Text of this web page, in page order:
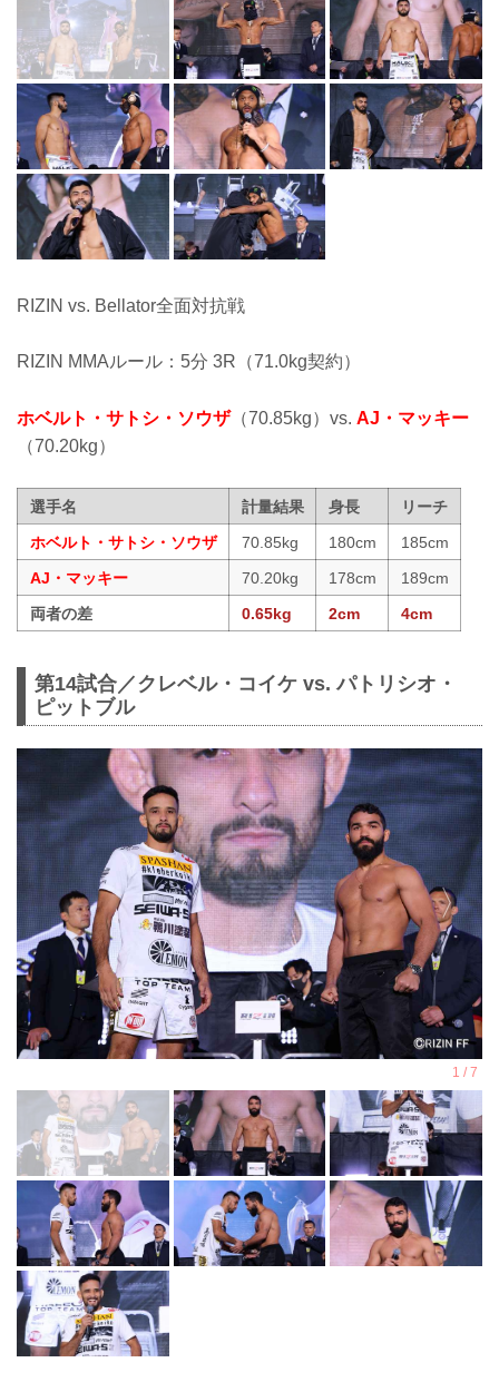
RIZIN vs. Bellator全面対抗戦
RIZIN MMAルール：5分 3R（71.0kg契約）
ホベルト・サトシ・ソウザ（70.85kg）vs. AJ・マッキー
（70.20kg）
選手名 計量結果 身長
リーチ
ホベルト・サトシ・ソウザ
70.85kg 180cm
185cm
AJ・マッキー
70.20kg 178cm
189cm
両者の差
0.65kg 2cm 4cm
第14試合／クレベル・コイケ vs. パトリシオ・
ピットブル